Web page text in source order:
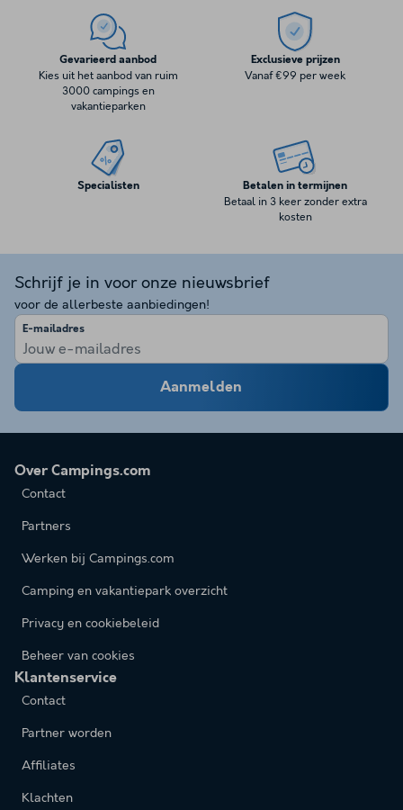
Gevarieerd aanbod
Kies uit het aanbod van ruim
3000 campings en
vakantieparken
Exclusieve prijzen
Vanaf €99 per week
Specialisten Betalen in termijnen
Betaal in 3 keer zonder extra
kosten
Schrijf je in voor onze nieuwsbrief
voor de allerbeste aanbiedingen!
E-mailadres
Aanmelden
Over Campings.com
Contact
Partners
Werken bij Campings.com
Camping en vakantiepark overzicht
Privacy en cookiebeleid
Beheer van cookies
Klantenservice
Contact
Partner worden
Affiliates
Klachten